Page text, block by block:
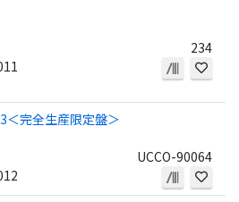
234
＜完全生産限定盤＞
UCCO-90064